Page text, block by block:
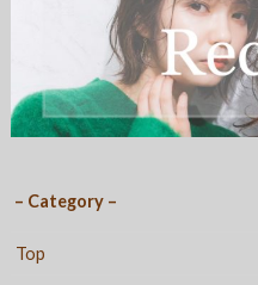
– Category –
Top